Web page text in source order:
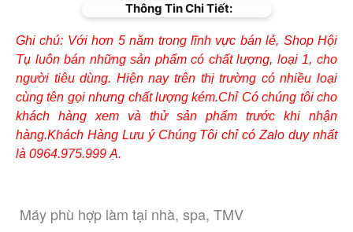
Thông Tin Chi Tiết:
Ghi chú: Với hơn 5 năm trong lĩnh vực bán lẻ, Shop Hội
Tụ luôn bán những sản phẩm có chất lượng, loại 1, cho
người tiêu dùng. Hiện nay trên thị trường có nhiều loại
cùng tên gọi nhưng chất lượng kém.Chỉ Có chúng tôi cho
khách hàng xem và thử sản phẩm trước khi nhận
hàng.Khách Hàng Lưu ý Chúng Tôi chỉ có Zalo duy nhất
là 0964.975.999 Ạ.
Máy phù hợp làm tại nhà, spa, TMV